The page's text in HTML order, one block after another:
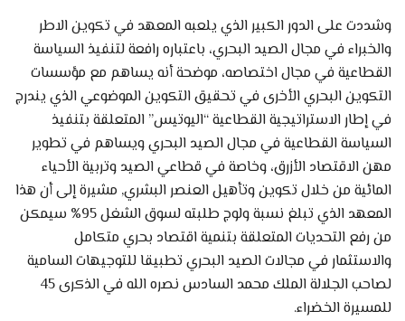
وشددت على الدور الكبير الذي يلعبه المعهد في تكوين الاطر
والخبراء في مجال الصيد البحري، باعتباره رافعة لتنفيذ السياسة
القطاعية في مجال اختصاصه، موضحة أنه يساهم مع مؤسسات
التكوين البحري الأخرى في تحقيق التكوين الموضوعي الذي يندرج
في إطار الاستراتيجية القطاعية “اليوتيس” المتعلقة بتنفيذ
السياسة القطاعية في مجال الصيد البحري ويساهم في تطوير
مهن الاقتصاد الأزرق، وخاصة في قطاعي الصيد وتربية الأحياء
المائية من خلال تكوين وتأهيل العنصر البشري, مشيرة إلى أن هذا
المعهد الذي تبلغ نسبة ولوج طلبته لسوق الشغل 95% سيمكن
من رفع التحديات المتعلقة بتنمية اقتصاد بحري متكامل
والاستثمار في مجالات الصيد البحري تطبيقا للتوجيهات السامية
لصاحب الجلالة الملك محمد السادس نصره الله في الذكرى 45
للمسيرة الخضراء.